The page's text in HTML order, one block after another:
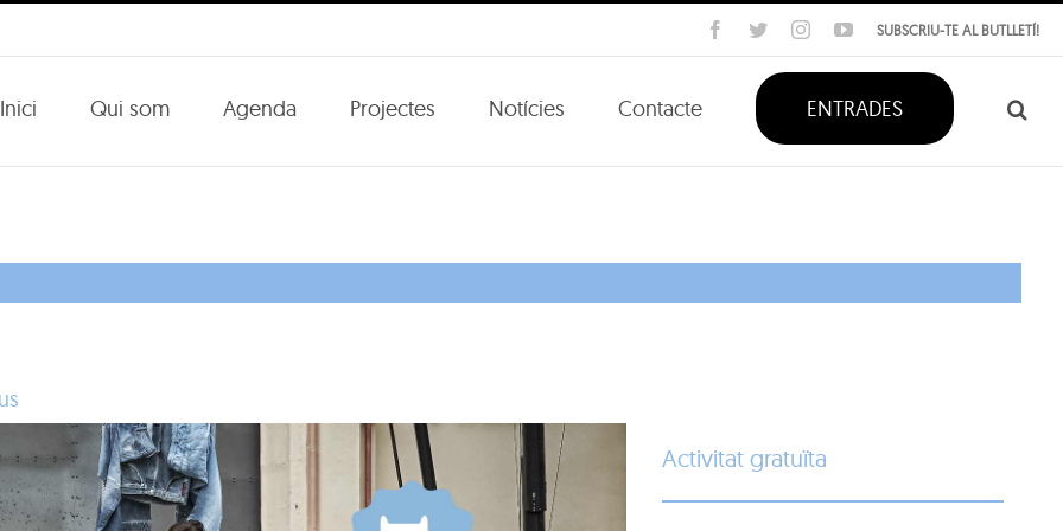
SUBSCRIU-TE AL BUTLLETÍ!
Facebook
TwitterInstagramYouTube
Inici Qui som Agenda Projectes Notícies Contacte ENTRADES
Activitat gratuïta